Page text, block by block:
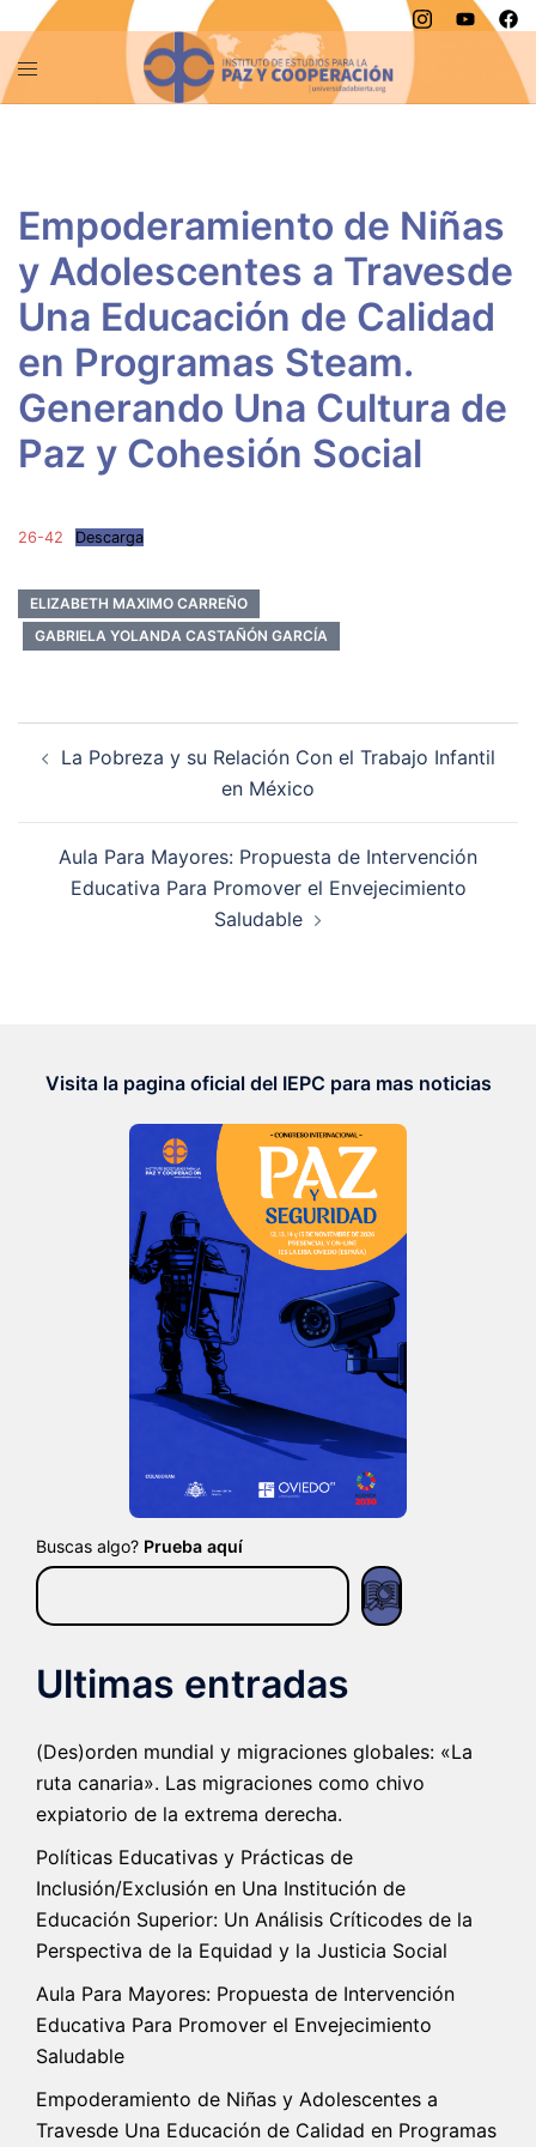
Saltar
contenido
Empoderamiento de Niñas
y Adolescentes a Travesde
Una Educación de Calidad
en Programas Steam.
Generando Una Cultura de
Paz y Cohesión Social
26-42 Descarga
ELIZABETH MAXIMO CARREÑO
GABRIELA YOLANDA CASTAÑÓN GARCÍA
de La Pobreza y su Relación Con el Trabajo Infantil
en México
Aula Para Mayores: Propuesta de Intervención
Educativa Para Promover el Envejecimiento
Saludable
Visita la pagina oficial del IEPC para mas noticias
Buscas algo? Prueba aquí
Ultimas entradas
(Des)orden mundial y migraciones globales: «La
ruta canaria». Las migraciones como chivo
expiatorio de la extrema derecha.
Políticas Educativas y Prácticas de
Inclusión/Exclusión en Una Institución de
Educación Superior: Un Análisis Críticodes de la
Perspectiva de la Equidad y la Justicia Social
Aula Para Mayores: Propuesta de Intervención
Educativa Para Promover el Envejecimiento
Saludable
Empoderamiento de Niñas y Adolescentes a
Travesde Una Educación de Calidad en Programas